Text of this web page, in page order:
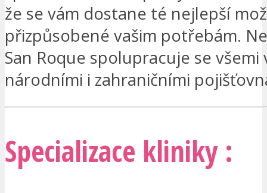
že se vám dostane té nejlepší
přizpůsobené vašim potřebám.
San Roque spolupracuje se všemi
národními i zahraničními
Specializace kliniky :